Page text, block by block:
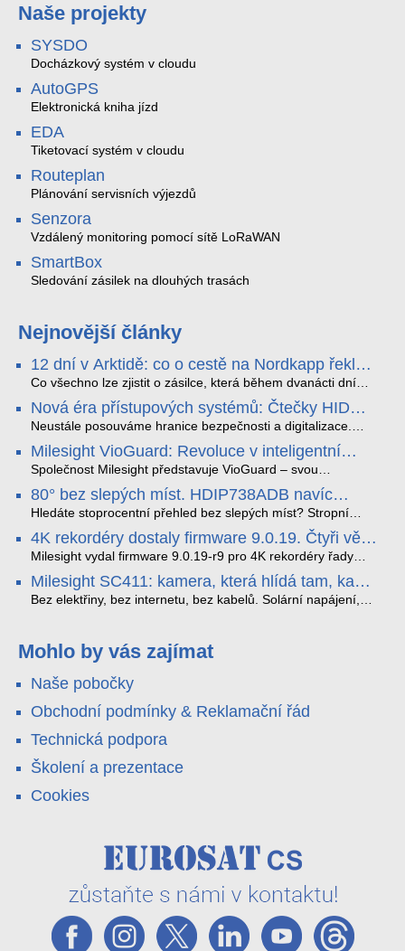
Naše projekty
SYSDO
Docházkový systém v cloudu
AutoGPS
Elektronická kniha jízd
EDA
Tiketovací systém v cloudu
Routeplan
Plánování servisních výjezdů
Senzora
Vzdálený monitoring pomocí sítě LoRaWAN
SmartBox
Sledování zásilek na dlouhých trasách
Nejnovější články
12 dní v Arktidě: co o cestě na Nordkapp řekla
data ze SMARTBOX 2 MAX
Co všechno lze zjistit o zásilce, která během dvanácti dní
projede Arktidou? SMARTBOX 2 MAX jsme vzali na trasu z
Tromsø přes Lofoty, Kirunu a finské Laponsko až na
Nordkapp. Bez jediného dobití, v mrazu až −13 °C a mimo
otřesy i náklon. Výsledkem není jen čára na mapě, ale
podrobný datový příběh celé cesty.
Nová éra přístupových systémů: Čtečky HID
Signo
Neustále posouváme hranice bezpečnosti a digitalizace.
v oblasti kontroly přístupu – moderní a vysoce univerzální
čtečky HID Signo.
Milesight VioGuard: Revoluce v inteligentní
detekci dopravních přestupků
Společnost Milesight představuje VioGuard – svou
dopravních přestupků. Tento systém, poháněný
sofistikovanými algoritmy umělé inteligence (AI), je navržen
tak, aby poskytoval komplexní nástroje pro vymáhání
dopravních předpisů, zvyšoval bezpečnost na silnicích a
optimalizoval plynulost dopravy v moderních městech.
80° bez slepých míst. HDIP738ADB navíc
streamuje na YouTube – bez PC.
Hledáte stoprocentní přehled bez slepých míst? Stropní
panoramatická kamera HDIP738ADB skládá obraz ze dvou
4MP senzorů SONY do jednoho čistého 180° záběru bez
zkreslení. K tomu přidává AI detekci osob a vozidel,
YouTube – bez běžícího počítače.
4K rekordéry dostaly firmware 9.0.19. Čtyři věci,
které musíte vědět.
Milesight vydal firmware 9.0.19-r9 pro 4K rekordéry řady
které vám zjednoduší práci – a jedna z nich vám ušetří
spoustu zbytečných výjezdů k zákazníkům.
Milesight SC411: kamera, která hlídá tam, kam
kabel nedosáhne
Bez elektřiny, bez internetu, bez kabelů. Solární napájení,
váš telefon. Podívejte se na video.
Mohlo by vás zajímat
Naše pobočky
Obchodní podmínky & Reklamační řád
Technická podpora
Školení a prezentace
Cookies